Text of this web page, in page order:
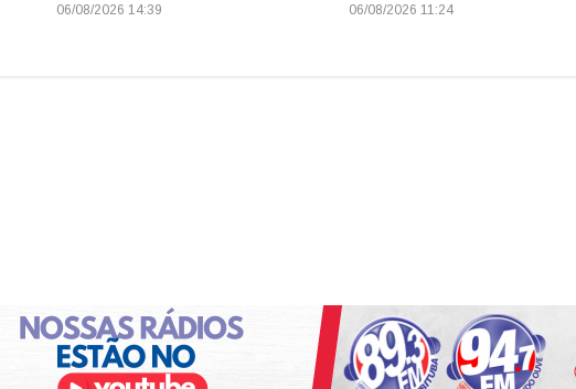
06/08/2026 14:39 06/08/2026 11:24